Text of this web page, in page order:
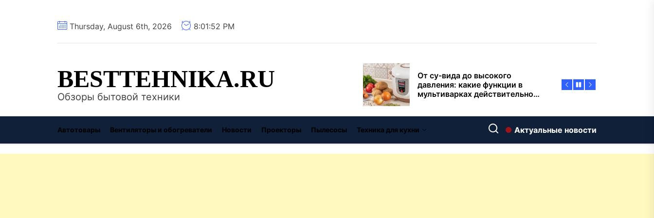
Thursday, August 6th, 2026 8:01:53 PM
BESTTEHNIKA.RU
Обзоры бытовой техники
давления: какие функции в
переплачиват
Современный интерьер: как
вписать классическую
чугунную ванну Goldman в
выбираем между
Автотовары Вентиляторы и обогреватели Новости Проекторы Пылесосы Техника для кухни Актуальные новости